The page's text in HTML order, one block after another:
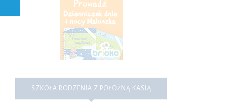
SZKOŁA RODZENIA Z POŁOŻNĄ KASIĄ